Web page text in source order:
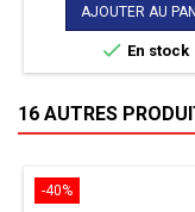
ELITE sont
Ces chaussettes mi-
spécifiquement
adaptées pour la
AJOUTER AU
 En stock
16 AUTRES
-40%